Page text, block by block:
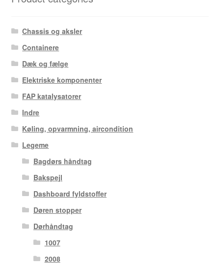
Chassis og aksler
Containere
Dæk og fælge
Elektriske komponenter
FAP katalysatorer
Indre
Køling, opvarmning, aircondition
Legeme
Bagdørs håndtag
Bakspejl
Dashboard fyldstoffer
Døren stopper
Dørhåndtag
1007
2008